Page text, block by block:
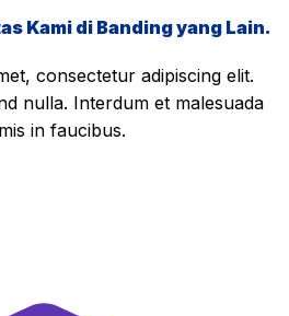
Kami di Banding yang Lain.
consectetur adipiscing elit.
nulla. Interdum et malesuada
in faucibus.